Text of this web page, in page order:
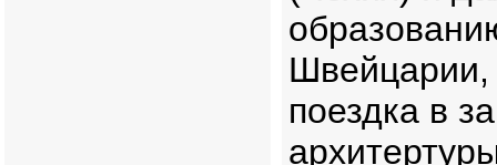
Швейцарии,
поездка в